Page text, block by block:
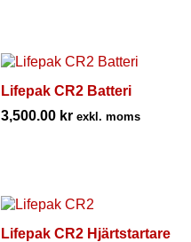
Lifepak CR2 Batteri
3,500.00 kr exkl. moms
Lifepak CR2 Hjärtstartare